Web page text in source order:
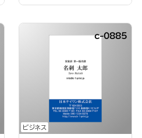
ビジネス
c-0885